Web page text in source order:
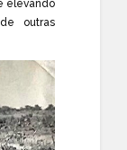
elevando
outras